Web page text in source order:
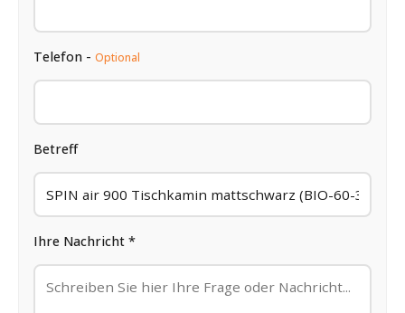
Telefon - Optional
Betreff
Ihre Nachricht *